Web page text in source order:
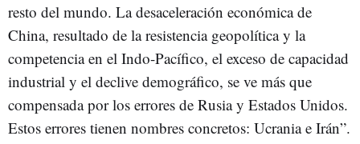
resto del mundo. La desaceleración económica de
China, resultado de la resistencia geopolítica y la
competencia en el Indo-Pacífico, el exceso de capacidad
industrial y el declive demográfico, se ve más que
compensada por los errores de Rusia y Estados Unidos.
Estos errores tienen nombres concretos: Ucrania e Irán”.